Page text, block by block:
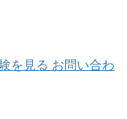
を見る お問い合わ